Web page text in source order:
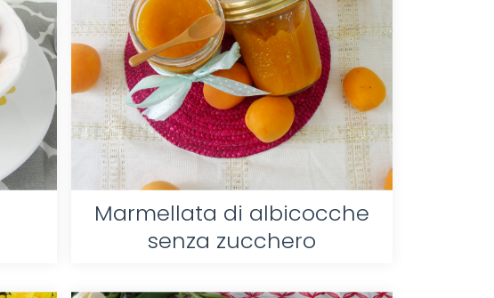
Marmellata di albicocche
senza zucchero